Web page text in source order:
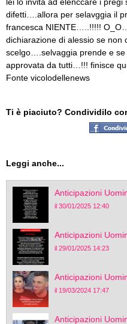
difetti….allora per selavggia il
francesca NIENTE…..!!!!!
dichiarazione di alessio se non
scelgo….selvaggia prende e
approvata da tutti…!!! finisce
Fonte vicolodellenews
Ti è piaciuto? Condividilo
Leggi anche...
Anticipazioni
il 30/01/2025 12:40
Anticipazioni
il 29/01/2025 14:23
Anticipazioni
il 19/03/2024 17:47
Anticipazioni